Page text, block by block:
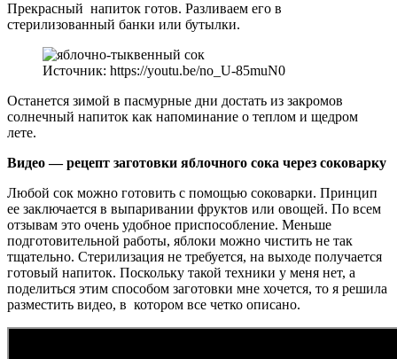
Прекрасный напиток готов. Разливаем его в
стерилизованный банки или бутылки.
Источник: https://youtu.be/no_U-85muN0
Останется зимой в пасмурные дни достать из закромов
солнечный напиток как напоминание о теплом и щедром
лете.
Видео — рецепт заготовки яблочного сока через соковарку
Любой сок можно готовить с помощью соковарки. Принцип
ее заключается в выпаривании фруктов или овощей. По всем
отзывам это очень удобное приспособление. Меньше
подготовительной работы, яблоки можно чистить не так
тщательно. Стерилизация не требуется, на выходе получается
готовый напиток. Поскольку такой техники у меня нет, а
поделиться этим способом заготовки мне хочется, то я решила
разместить видео, в котором все четко описано.